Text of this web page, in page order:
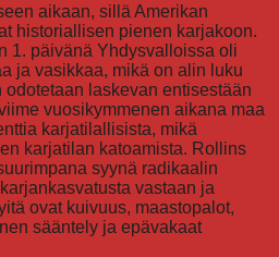
aikaan, sillä Amerikan
historiallisen pienen karjakoon.
1. päivänä Yhdysvalloissa oli
ja vasikkaa, mikä on alin luku
laskevan entisestään
vuosikymmenen aikana maa
karjatilallisista, mikä
karjatilan katoamista. Rollins
syynä radikaalin
vastaan ja
ovat kuivuus, maastopalot,
sääntely ja epävakaat